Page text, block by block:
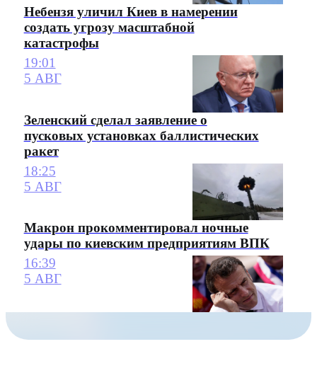
Небензя уличил Киев в намерении
создать угрозу масштабной
катастрофы
19:01
5 АВГ
Зеленский сделал заявление о
пусковых установках баллистических
ракет
18:25
5 АВГ
Макрон прокомментировал ночные
удары по киевским предприятиям ВПК
16:39
5 АВГ